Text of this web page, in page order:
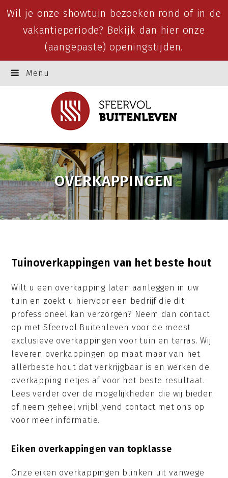
Wil je onze showtuin bezoeken rond of in de
vakantieperiode? Bekijk dan hier onze
(aangepaste) openingstijden.
Menu
OVERKAPPINGEN
Tuinoverkappingen van het beste hout
Wilt u een overkapping laten aanleggen in uw
tuin en zoekt u hiervoor een bedrijf die dit
professioneel kan verzorgen? Neem dan contact
op met Sfeervol Buitenleven voor de meest
exclusieve overkappingen voor tuin en terras. Wij
leveren overkappingen op maat maar van het
allerbeste hout dat verkrijgbaar is en werken de
overkapping netjes af voor het beste resultaat.
Lees verder over de mogelijkheden die wij bieden
of neem geheel vrijblijvend contact met ons op
voor meer informatie.
Eiken overkappingen van topklasse
Onze eiken overkappingen blinken uit vanwege